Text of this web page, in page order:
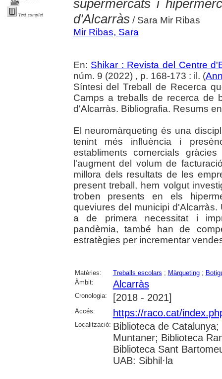
Text complet
supermercats i
d'Alcarràs/ Sara Mir Ribas
Mir Ribas, Sara
En: Shikar : Revista del Centre
núm. 9 (2022) , p. 168-173 : il. (
Síntesi del Treball de Recerca
Camps a treballs de recerca de
d'Alcarràs. Bibliografia. Resums
El neuromàrqueting és una
tenint més influència i
establiments comercials
l'augment del volum de
millora dels resultats de les
present treball, hem volgut
troben presents en els
queviures del municipi
a de primera necessitat i
pandèmia, també han de
estratègies per incrementar
Matèries: Treballs escolars ; Màrqueting;
Àmbit:
Alcarràs
Cronologia: [2018 - 2021]
Accés: https://raco.cat/
Localització: Biblioteca de
Muntaner; Biblioteca
Biblioteca Sant
UAB: Sibhil·la